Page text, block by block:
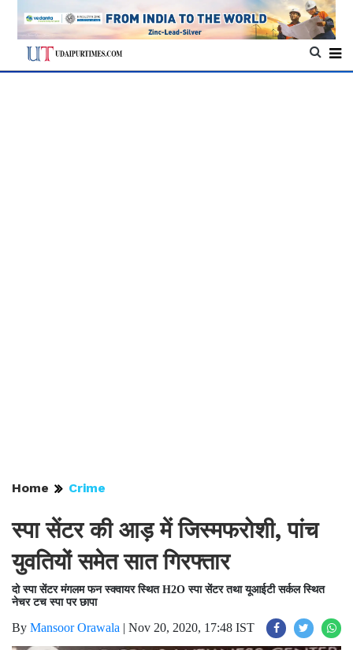
Home Crime
स्पा सेंटर की आड़ में जिस्मफरोशी, पांच
युवतियों समेत सात गिरफ्तार
दो स्पा सेंटर मंगलम फन स्क्वायर स्थित H2O स्पा सेंटर तथा यूआईटी सर्कल स्थित
नेचर टच स्पा पर छापा
By Mansoor Orawala | Nov 20, 2020, 17:48 IST